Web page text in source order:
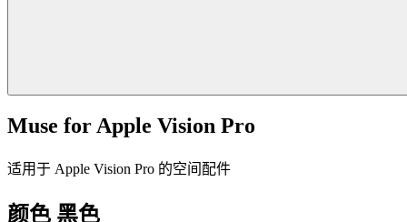
Muse for Apple Vision Pro
适用于 Apple Vision Pro 的空间配件
颜色 黑色